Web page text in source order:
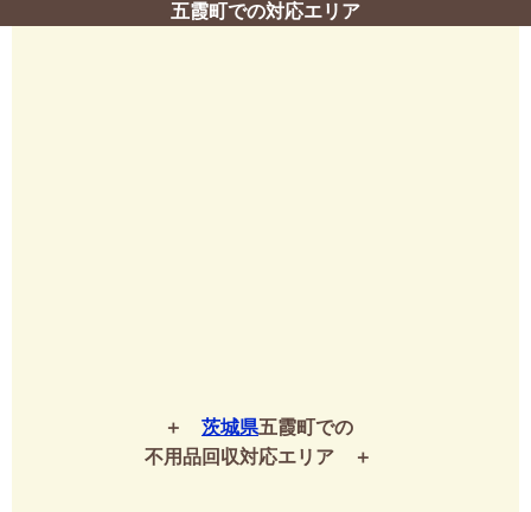
五霞町での対応エリア
茨城県五霞町での
不用品回収対応エリア